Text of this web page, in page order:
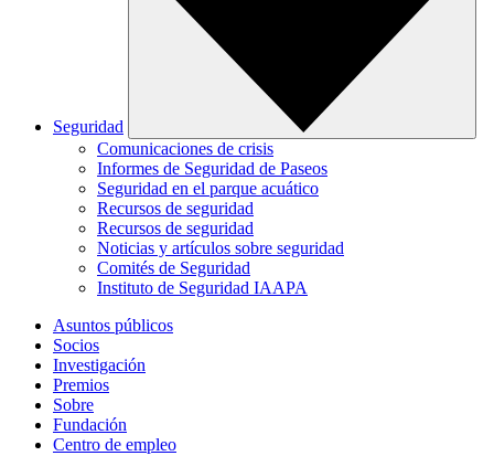
Seguridad
Comunicaciones de crisis
Informes de Seguridad de Paseos
Seguridad en el parque acuático
Recursos de seguridad
Recursos de seguridad
Noticias y artículos sobre seguridad
Comités de Seguridad
Instituto de Seguridad IAAPA
Asuntos públicos
Socios
Investigación
Premios
Sobre
Fundación
Centro de empleo